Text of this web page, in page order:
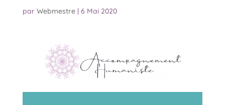
par Webmestre| 6 Mai 2020